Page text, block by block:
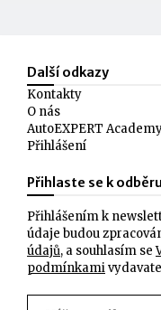
Další odkazy
Kontakty
O nás
AutoEXPERT
Přihlášení
Přihlaste se k odběru
Přihlášením k
údaje budou
údajů, a souhlasím se
podmínkami